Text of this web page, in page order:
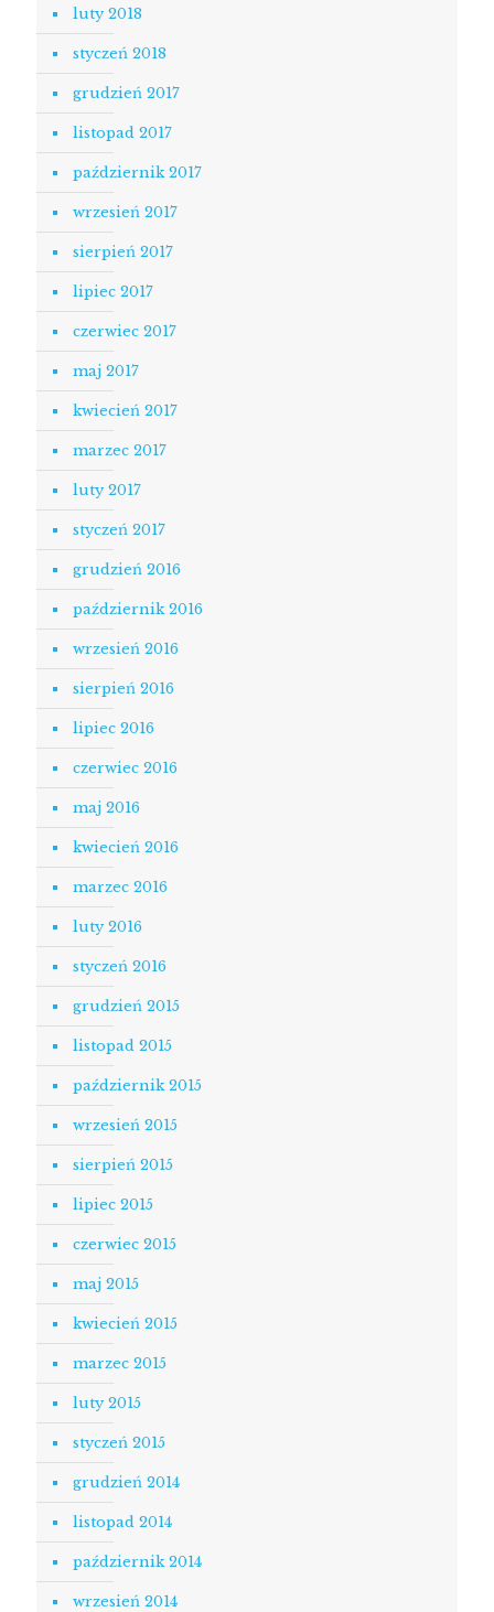
luty 2018
styczeń 2018
grudzień 2017
listopad 2017
październik 2017
wrzesień 2017
sierpień 2017
lipiec 2017
czerwiec 2017
maj 2017
kwiecień 2017
marzec 2017
luty 2017
styczeń 2017
grudzień 2016
październik 2016
wrzesień 2016
sierpień 2016
lipiec 2016
czerwiec 2016
maj 2016
kwiecień 2016
marzec 2016
luty 2016
styczeń 2016
grudzień 2015
listopad 2015
październik 2015
wrzesień 2015
sierpień 2015
lipiec 2015
czerwiec 2015
maj 2015
kwiecień 2015
marzec 2015
luty 2015
styczeń 2015
grudzień 2014
listopad 2014
październik 2014
wrzesień 2014